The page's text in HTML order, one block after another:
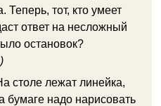
Теперь, тот, кто умеет
ответ на несложный
остановок?
столе лежат линейка,
бумаге надо нарисовать